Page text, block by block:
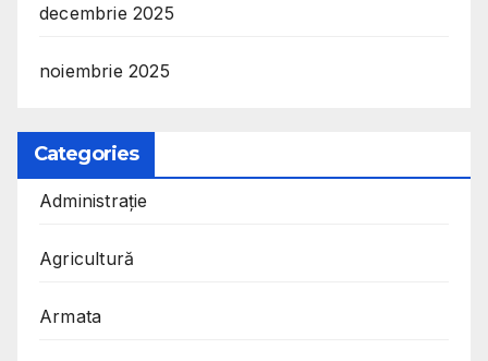
decembrie 2025
noiembrie 2025
Categories
Administrație
Agricultură
Armata